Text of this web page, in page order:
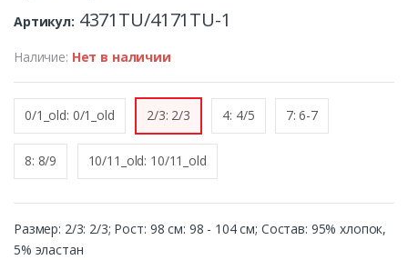
Артикул: 4371TU/4171TU-1
Наличие: Нет в наличии
0/1_old: 0/1_old 2/3: 2/3 4: 4/5 7: 6-7
8: 8/9 10/11_old: 10/11_old
Размер: 2/3: 2/3; Рост: 98 см: 98 - 104 см; Состав: 95% хлопок,
5% эластан